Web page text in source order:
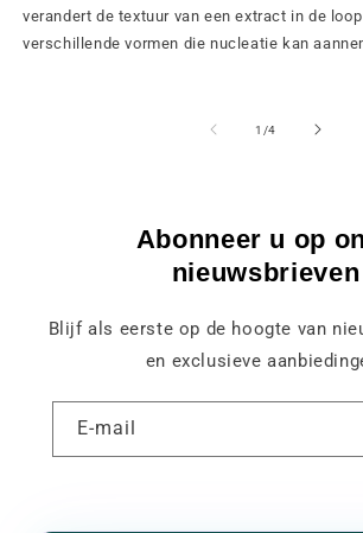
verandert de textuur van een extract in de
verschillende vormen die nucleatie kan
1 /van
4
Abonneer u op
nieuwsbrieven
Blijf als eerste op de hoogte van
en exclusieve
E-mail